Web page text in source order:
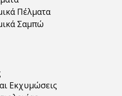
Πέλματα
Σαμπώ
Εκχυμώσεις